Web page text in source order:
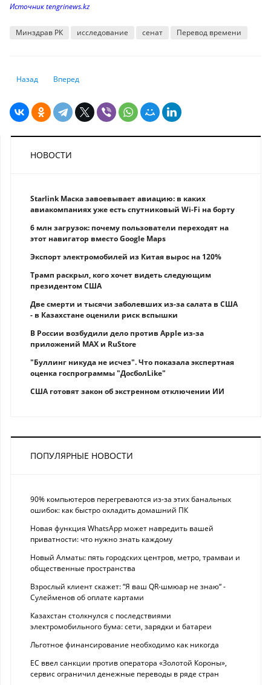
Источник tengrinews.kz
Минздрав РК исследование сенат Перевод времени
Предыдущий: Вредно ли излучение от смартфонов, ответили в
Назад Следующий: Как отдыхаем на Новый год 2025 и как
Вперед
НОВОСТИ
Starlink Маска завоевывает авиацию: в каких
авиакомпаниях уже есть спутниковый Wi-Fi на борту
6 млн загрузок: почему пользователи переходят на
этот навигатор вместо Google Maps
Экспорт электромобилей из Китая вырос на 120%
Трамп раскрыл, кого хочет видеть следующим
президентом США
Две смерти и тысячи заболевших из-за салата в США
- в Казахстане оценили риск вспышки
В России возбудили дело против Apple из-за
приложений MAX и RuStore
"Буллинг никуда не исчез". Что показала экспертная
оценка госпрограммы "ДосболLike"
США готовят закон об экстренном отключении ИИ
ПОПУЛЯРНЫЕ НОВОСТИ
90% компьютеров перегреваются из-за этих банальных
ошибок: как быстро охладить домашний ПК
Новая функция WhatsApp может навредить вашей
приватности: что нужно знать каждому
Новый Алматы: пять городских центров, метро, трамваи и
общественные пространства
Взрослый клиент скажет: “Я ваш QR-шмюар не знаю“ -
Сулейменов об оплате картами
Казахстан столкнулся с последствиями
электромобильного бума: сети, зарядки и батареи
Льготное финансирование необходимо как никогда
ЕС ввел санкции против оператора «Золотой Короны»,
сервис ограничил денежные переводы в ряде стран